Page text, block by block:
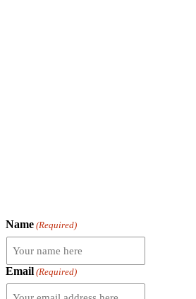
Name (Required)
Email (Required)